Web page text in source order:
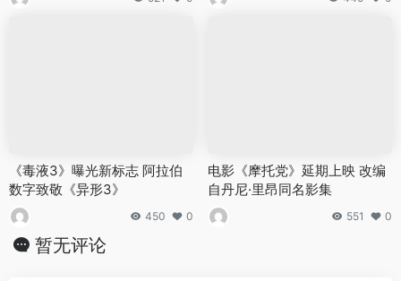
《毒液3》曝光新标志 阿拉伯
数字致敬《异形3》
450 0
电影《摩托党》延期上映 改编
自丹尼·里昂同名影集
551 0
暂无评论